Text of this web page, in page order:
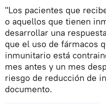
"Los pacientes que
o aquellos que tienen
desarrollar una
que el uso de fármacos
inmunitario está
mes antes y un mes
riesgo de reducción de
documento.